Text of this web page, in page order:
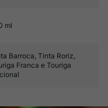
ml
Barroca, Tinta Roriz,
Franca e Touriga